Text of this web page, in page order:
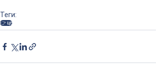
Теги:
👉 це